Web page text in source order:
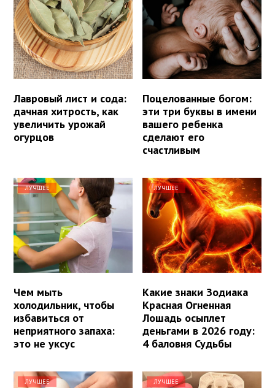
Лавровый лист и сода:
дачная хитрость, как
увеличить урожай
огурцов
Поцелованные богом:
эти три буквы в имени
вашего ребенка
сделают его
счастливым
ЛУЧШЕЕ
Чем мыть
холодильник, чтобы
избавиться от
неприятного запаха:
это не уксус
ЛУЧШЕЕ
Какие знаки Зодиака
Красная Огненная
Лошадь осыплет
деньгами в 2026 году:
4 баловня Судьбы
ЛУЧШЕЕ ЛУЧШЕЕ